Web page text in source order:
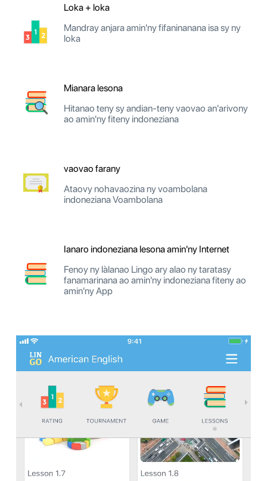
Loka + loka
Mandray anjara amin'ny fifaninanana isa sy ny
loka
Mianara lesona
Hitanao teny sy andian-teny vaovao an'arivony
ao amin'ny fiteny indoneziana
vaovao farany
Ataovy nohavaozina ny voambolana
indoneziana Voambolana
Ianaro indoneziana lesona amin'ny Internet
Fenoy ny làlanao Lingo ary alao ny taratasy
fanamarinana ao amin'ny indoneziana fiteny ao
amin'ny App